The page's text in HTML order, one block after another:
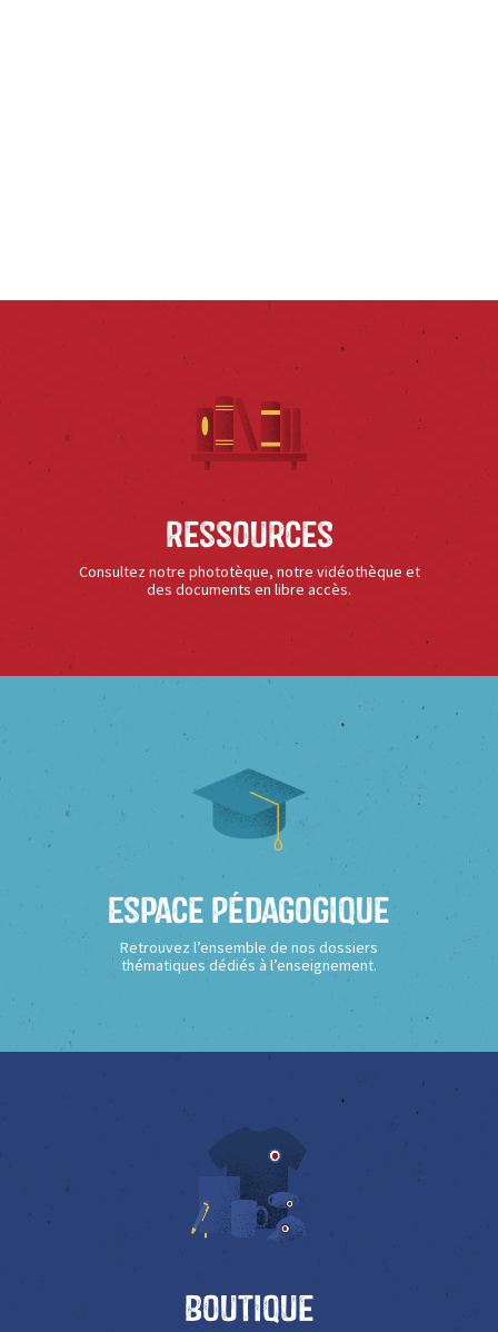
Ressources
Consultez notre phototèque, notre vidéothèque et
des documents en libre accès.
Espace Pédagogique
Retrouvez l’ensemble de nos dossiers
thématiques dédiés à l’enseignement.
Boutique